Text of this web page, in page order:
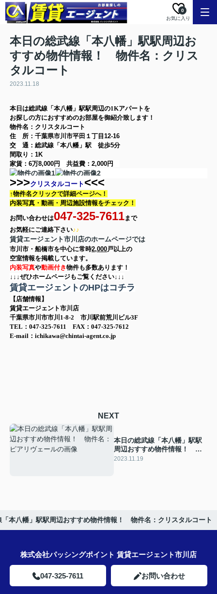
お気に入り
0
本日の総武線「本八幡」駅駅周辺お
すすめ物件情報！ 物件名：クリス
タルコート
2023.11.18
本日は総武線「本八幡」駅駅周辺の1Kアパート を
お探しの方におすすめのお部屋を御紹介致します！
物件名：クリスタルコート
住 所： 千葉県市川市平田１丁目12-16
交 通：総武線「本八幡」駅 徒歩5分
間取り： 1K
家賃： 6万8,000円 共益費： 2,000円
>>>クリスタルコート<<<
↑物件名クリックで詳細ページへ！
内装写真・動画・ 周辺施設情報をチェック！
お問い合わせは047-325-7611まで
お気軽にご連絡下さい♪♪
賃貸エージェント市川店のホームページでは
市川市・船橋市を中心に常時2,000戸以上の
空室情報を掲載しています。
内装写真や動画付き物件も多数あります！
↓↓↓ぜひホームページもご覧ください↓↓↓
賃貸エージェントのHPはコチラ
【店舗情報】
賃貸エージェント市川店
千葉県市川市市川1-8-2 市川駅前荒川ビル3F
TEL：047-325-7611 FAX：047-325-7612
E-mail：ichikawa@chintai-agent.co.jp
NEXT
本日の総武線「本八幡」駅駅
周辺おすすめ物件情報！ 物
件名：ピアリヴェール
2023.11.19
「本八幡」駅駅周辺おすすめ物件情報！ 物件名：クリスタルコート
株式会社パッシングポイント 賃貸エージェント市川店
047-325-7611 お問い合わせ